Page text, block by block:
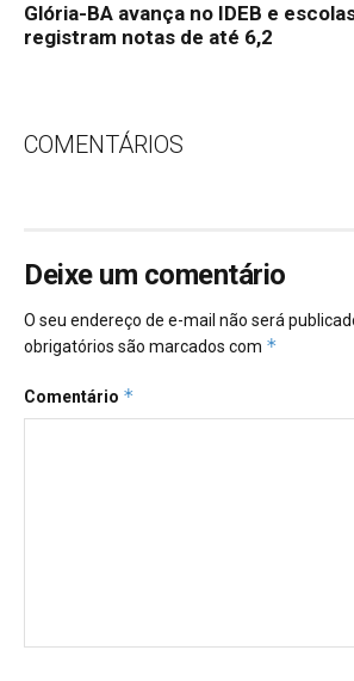
Glória-BA avança no IDEB e
registram notas de até 6,2
COMENTÁRIOS
Deixe um comentário
O seu endereço de e-mail não será
obrigatórios são marcados com *
Comentário *